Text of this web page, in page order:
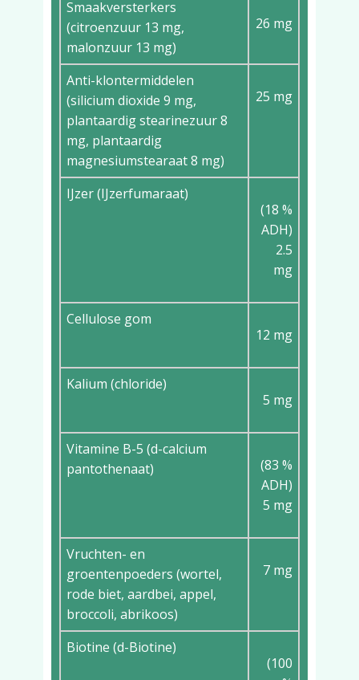
Smaakversterkers
(citroenzuur 13 mg,
malonzuur 13 mg)
26 mg
Anti-klontermiddelen
(silicium dioxide 9 mg,
plantaardig stearinezuur 8
mg, plantaardig
magnesiumstearaat 8 mg)
25 mg
IJzer (IJzerfumaraat)
(18 %
ADH)
2.5
mg
Cellulose gom
12 mg
Kalium (chloride)
5 mg
Vitamine B-5 (d-calcium
pantothenaat)
(83 %
ADH)
5 mg
Vruchten- en
groentenpoeders (wortel,
rode biet, aardbei, appel,
broccoli, abrikoos)
7 mg
Biotine (d-Biotine)
(100